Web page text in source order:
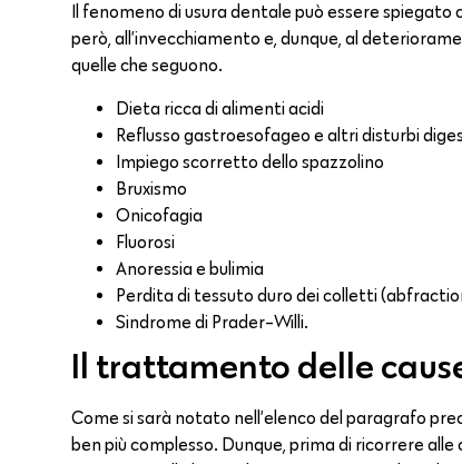
Il fenomeno di usura dentale può essere
però, all’invecchiamento e, dunque, al
quelle che seguono.
Dieta ricca di alimenti acidi
Reflusso gastroesofageo e altri disturbi
Impiego scorretto dello spazzolino
Bruxismo
Onicofagia
Fluorosi
Anoressia e bulimia
Perdita di tessuto duro dei colletti
Sindrome di Prader-Willi.
Il trattamento delle
Come si sarà notato nell’elenco del paragrafo
ben più complesso. Dunque, prima di ricorrere